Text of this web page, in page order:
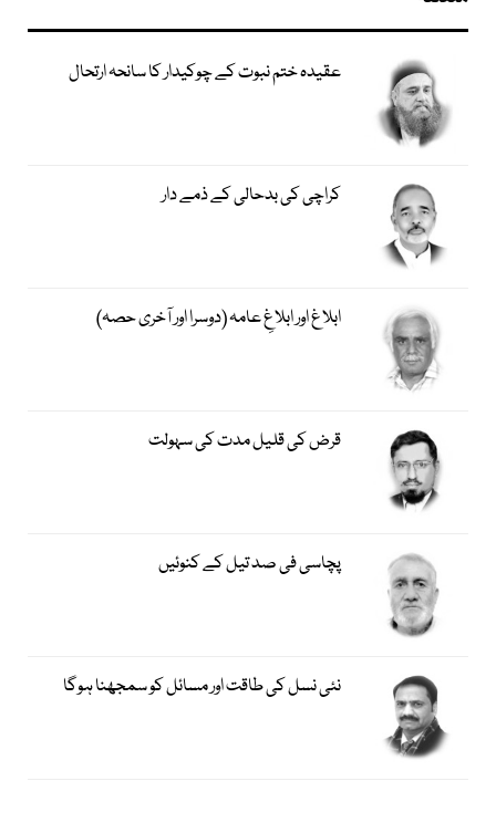
عقیدہ ختم نبوت کے چوکیدار کا سانحہ ارتحال
کراچی کی بدحالی کے ذمے دار
ابلاغ اور ابلاغِ عامہ (دوسرا اور آخری حصہ)
قرض کی قلیل مدت کی سہولت
پچاسی فی صد تیل کے کنوئیں
نئی نسل کی طاقت اور مسائل کو سمجھنا ہوگا